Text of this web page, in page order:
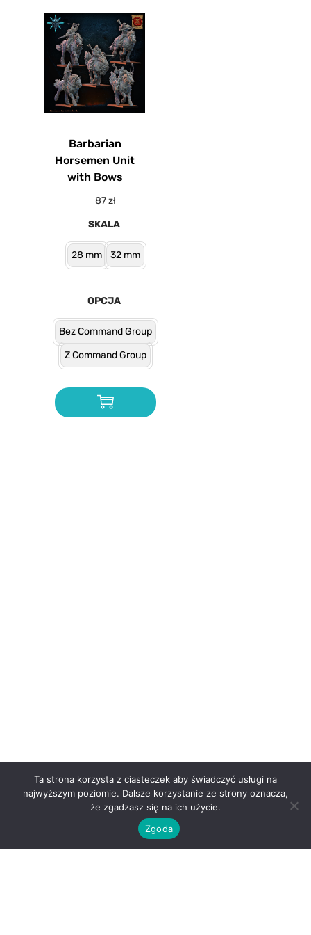
Barbarian
Horsemen Unit
with Bows
87zł
SKALA
28 mm 32 mm
OPCJA
Bez Command Group
Z Command Group
Ta strona korzysta z ciasteczek aby świadczyć usługi na
najwyższym poziomie. Dalsze korzystanie ze strony oznacza,
że zgadzasz się na ich użycie.
Zgoda